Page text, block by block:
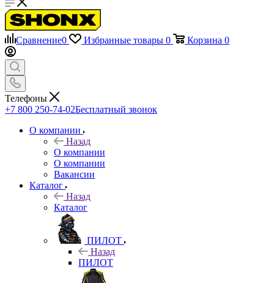
Сравнение0 Избранные товары 0 Корзина 0
Телефоны
+7 800 250-74-02Бесплатный звонок
О компании
Назад
О компании
О компании
Вакансии
Каталог
Назад
Каталог
ПИЛОТ
Назад
ПИЛОТ